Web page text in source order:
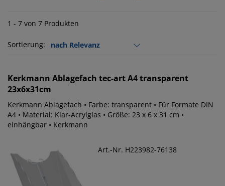
1 - 7 von 7 Produkten
Sortierung:
Kerkmann Ablagefach tec-art A4 transparent
23x6x31cm
Kerkmann Ablagefach • Farbe: transparent • Für Formate DIN
A4 • Material: Klar-Acrylglas • Größe: 23 x 6 x 31 cm •
einhängbar • Kerkmann
Art.-Nr. H223982-76138